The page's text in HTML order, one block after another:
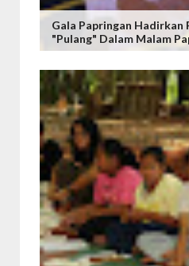
Gala Papringan
"Pulang" Dalam Malam